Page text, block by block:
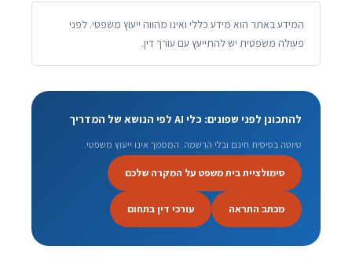
המידע באתר הוא מידע כללי ואינו מהווה ייעוץ משפטי. לפני
פעולה משפטית יש להתייעץ עם עורך דין.
להתכונן לפני שפונים: כלי AI לפי הנושא של המדריך
טיוטה בסיסית חינם ובלי הרשמה. המסמך אינו ייעוץ משפטי.
סימולציית בית משפט על המקרה שלכם
מכתב התראה עורכי דין בתחום